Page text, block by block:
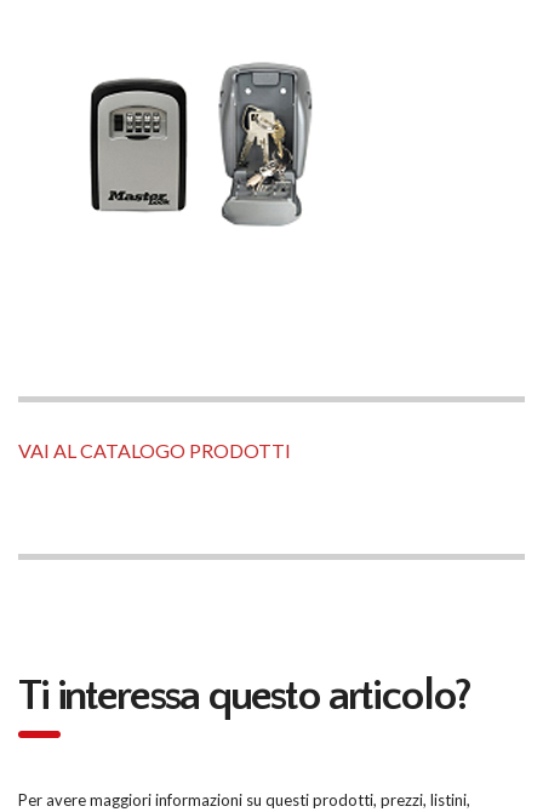
VAI AL CATALOGO PRODOTTI
Ti interessa questo articolo?
Per avere maggiori informazioni su questi prodotti, prezzi, listini,